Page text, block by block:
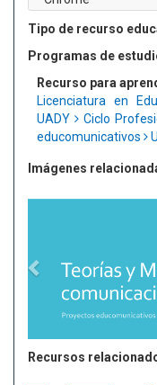
Tipo de recurso
Programas de
Recurso para
Licenciatura en
UADY
Ciclo
educomunicativos
Imágenes
Recursos